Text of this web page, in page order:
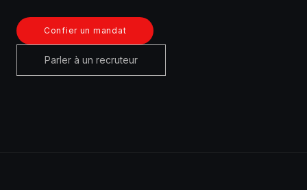
Confier un mandat
Parler à un recruteur